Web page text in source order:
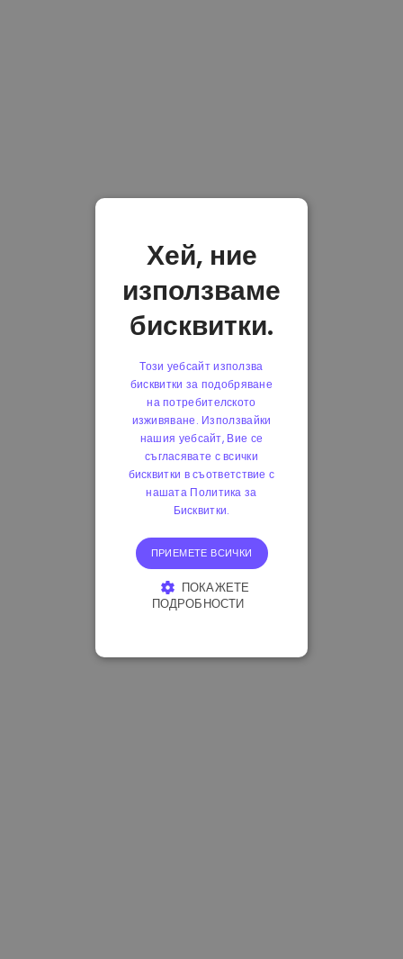
Хей, ние
използваме
бисквитки.
Този уебсайт използва
бисквитки за подобряване
на потребителското
изживяване. Използвайки
нашия уебсайт, Вие се
съгласявате с всички
бисквитки в съответствие с
нашата Политика за
Бисквитки.
ПРИЕМЕТЕ ВСИЧКИ
ПОКАЖЕТЕ
ПОДРОБНОСТИ